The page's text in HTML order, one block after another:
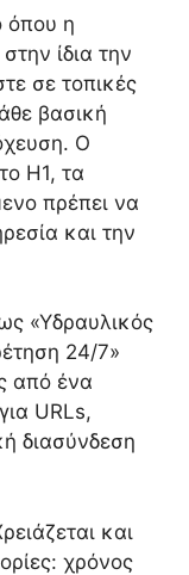
όπου η
ίδια την
σε τοπικές
βασική
Ο
H1, τα
πρέπει να
και την
«Υδραυλικός
24/7»
από ένα
URLs,
διασύνδεση
και
χρόνος